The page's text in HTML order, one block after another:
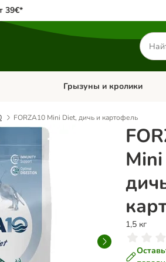
39€*
Поиск
категории: СобакиОткройте меню категории:
Грызуны и кролики
FORZA10 Mini Diet, дичь и картофель
1,5 кг